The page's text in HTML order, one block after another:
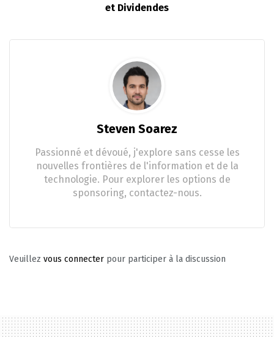
et Dividendes
Steven Soarez
Passionné et dévoué, j'explore sans cesse les
nouvelles frontières de l'information et de la
technologie. Pour explorer les options de
sponsoring, contactez-nous.
Veuillez vous connecter pour participer à la discussion